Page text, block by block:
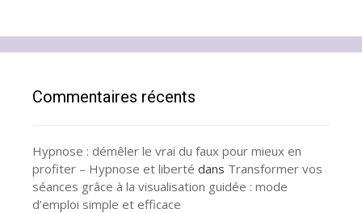
Commentaires récents
Hypnose : démêler le vrai du faux pour mieux en
profiter – Hypnose et liberté dans Transformer vos
séances grâce à la visualisation guidée : mode
d’emploi simple et efficace